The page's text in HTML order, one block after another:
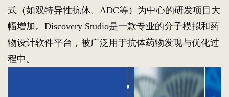
式（如双特异性抗体、ADC等）为中心的研发项目大
幅增加。Discovery Studio是一款专业的分子模拟和药
物设计软件平台，被广泛用于抗体药物发现与优化过
程中。